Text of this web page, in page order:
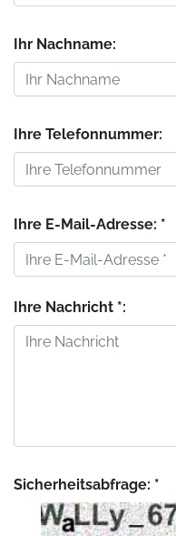
Ihr Nachname:
Ihre Telefonnummer:
Ihre E-Mail-Adresse: *
Ihre Nachricht *:
Sicherheitsabfrage: *